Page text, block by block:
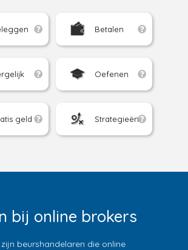
Betalen
Oefenen
geld Strategieën
bij online brokers
beurshandelaren die online